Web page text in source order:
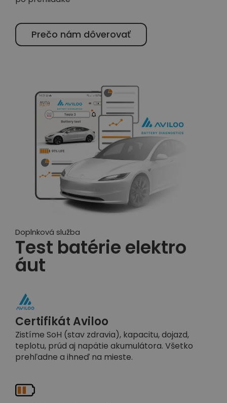
Prečo nám dôverovať
Doplnková služba
Test batérie elektro
áut
Certifikát Aviloo
Zistíme SoH (stav zdravia), kapacitu, dojazd,
teplotu, prúd aj napätie akumulátora. Všetko
prehľadne a ihneď na mieste.